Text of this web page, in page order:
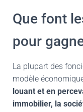
Que font
pour
La plupart des
modèle
louant et en
immobilier, la